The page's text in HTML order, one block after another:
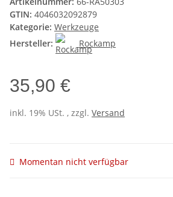
GTIN: 4046032092879
Kategorie: Werkzeuge
Hersteller:
Rockamp
35,90 €
inkl. 19% USt. , zzgl. Versand
Momentan nicht verfügbar